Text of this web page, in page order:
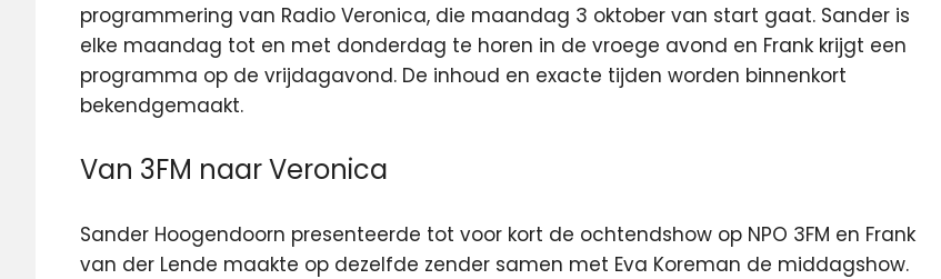
programmering van Radio Veronica, die maandag 3 oktober van start gaat. Sander is
elke maandag tot en met donderdag te horen in de vroege avond en Frank krijgt een
programma op de vrijdagavond. De inhoud en exacte tijden worden binnenkort
bekendgemaakt.
Van 3FM naar Veronica
Sander Hoogendoorn presenteerde tot voor kort de ochtendshow op NPO 3FM en Frank
van der Lende maakte op dezelfde zender samen met Eva Koreman de middagshow.